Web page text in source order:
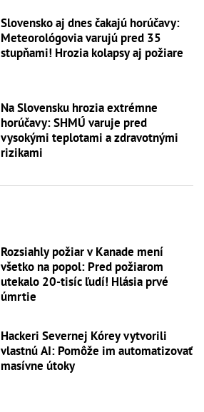
Slovensko aj dnes čakajú horúčavy:
Meteorológovia varujú pred 35
stupňami! Hrozia kolapsy aj požiare
Na Slovensku hrozia extrémne
horúčavy: SHMÚ varuje pred
vysokými teplotami a zdravotnými
rizikami
Rozsiahly požiar v Kanade mení
všetko na popol: Pred požiarom
utekalo 20-tisíc ľudí! Hlásia prvé
úmrtie
Hackeri Severnej Kórey vytvorili
vlastnú AI: Pomôže im automatizovať
masívne útoky